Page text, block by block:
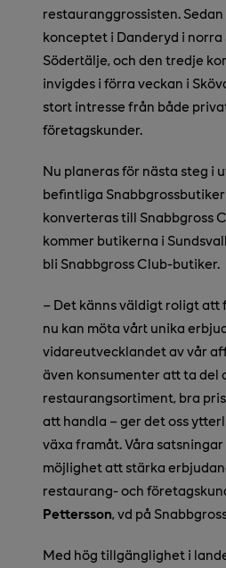
restauranggrossisten.
konceptet i Danderyd i norra
Södertälje, och den tredje
invigdes i förra veckan i
stort intresse från både
företagskunder.
Nu planeras för nästa steg i
befintliga
konverteras till Snabbgross
kommer butikerna i
bli Snabbgross Club-butiker.
– Det känns väldigt roligt att
nu kan möta vårt unika
vidareutvecklandet av vår
även konsumenter att ta del
restaurangsortiment, bra
att handla – ger det oss
växa framåt. Våra
möjlighet att stärka
restaurang- och
Pettersson, vd på
Med hög tillgänglighet i